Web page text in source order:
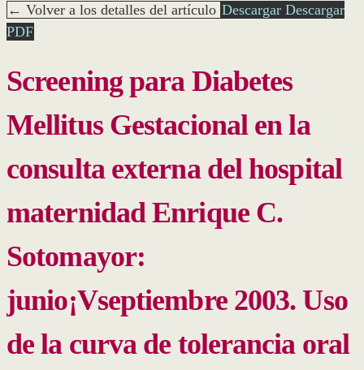
← Volver a los detalles del artículo Descargar Descargar
PDF
Screening para Diabetes
Mellitus Gestacional en la
consulta externa del hospital
maternidad Enrique C.
Sotomayor:
junio¡Vseptiembre 2003. Uso
de la curva de tolerancia oral